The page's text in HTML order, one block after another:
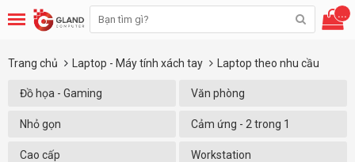
...
Trang chủ Laptop - Máy tính xách tay Laptop theo nhu cầu
Đồ họa - Gaming Văn phòng
Nhỏ gọn Cảm ứng - 2 trong 1
Cao cấp Workstation